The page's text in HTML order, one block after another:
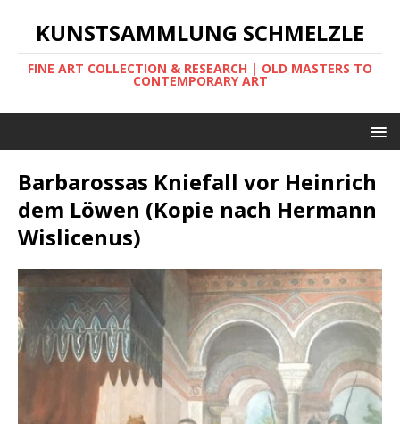
KUNSTSAMMLUNG SCHMELZLE
FINE ART COLLECTION & RESEARCH | OLD MASTERS TO
CONTEMPORARY ART
Barbarossas Kniefall vor Heinrich
dem Löwen (Kopie nach Hermann
Wislicenus)